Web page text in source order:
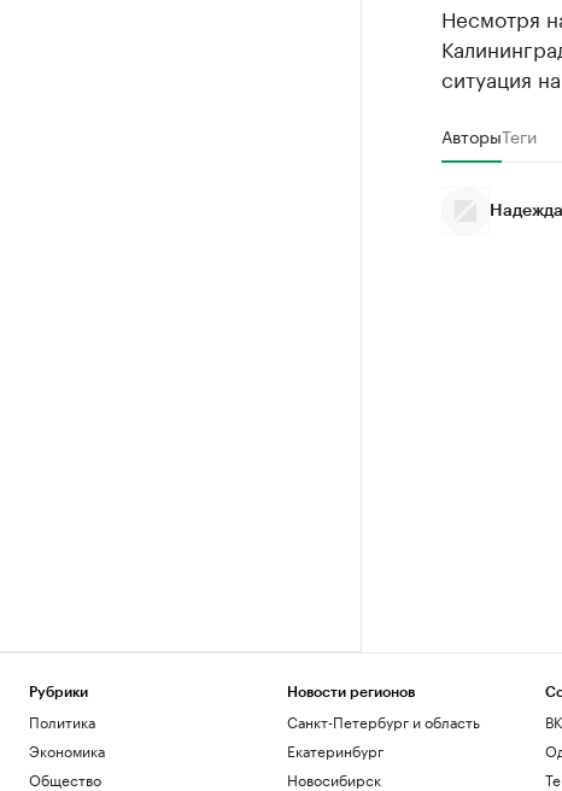
Несмотря
ситуация
АвторыТеги
Рубрики
Политика
Экономика
Общество
Новости регионов
Санкт-Петербург и область
Екатеринбург
Новосибирск